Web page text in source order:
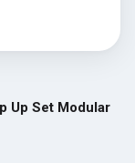
Up Set Modular